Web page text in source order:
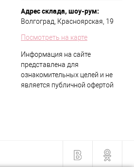
Адрес склада, шоу-рум:
Волгоград, Красноярская, 19
Посмотреть на карте
Информация на сайте
представлена для
ознакомительных целей и не
является публичной офертой